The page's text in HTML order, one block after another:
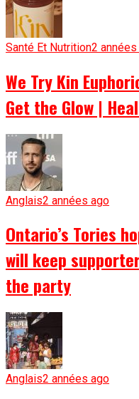
Santé Et Nutrition2
We Try Kin
Get the Glow |
Anglais2 années ago
Ontario’s Tories
will keep
the party
Anglais2 années ago